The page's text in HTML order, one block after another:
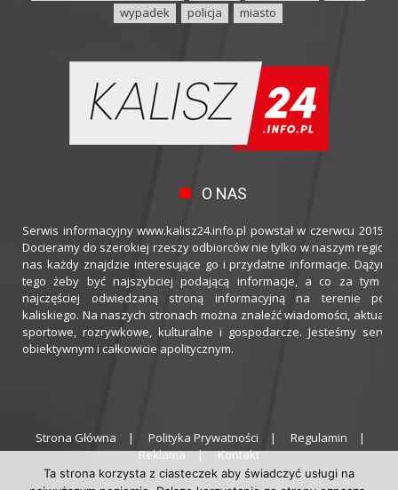
wypadek
policja miasto
O NAS
Serwis informacyjny www.kalisz24.info.pl powstał w czerwcu 2015
Docieramy do szerokiej rzeszy odbiorców nie tylko w naszym
nas każdy znajdzie interesujące go i przydatne informacje.
tego żeby być najszybciej podającą informacje, a co za tym
najczęściej odwiedzaną stroną informacyjną na terenie
kaliskiego. Na naszych stronach można znaleźć wiadomości,
sportowe, rozrywkowe, kulturalne i gospodarcze. Jesteśmy
obiektywnym i całkowicie apolitycznym.
Strona Główna Polityka Prywatności
Regulamin
Reklama
Kontakt
Ta strona korzysta z ciasteczek aby świadczyć usługi na